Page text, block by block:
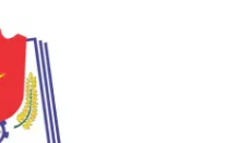
đóng góp quan trọng, có ý
nên những chiến công
lực lượng Công an nhân